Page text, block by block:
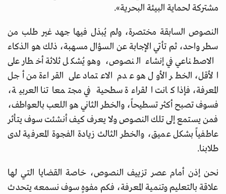
مشتركة لحماية البيئة البحرية».
النصوص السابقة مختصرة، ولم يُبذل فيها جهد غير طلب من
سطر واحد، ثم تأتي الإجابة عن السؤال مسهبة، ذلك هو الذكاء
الاصطناعي في إنشاء النصوص، وهو يُشكل ثلاثة أخطار على
الأقل، الخطر الأول هو عدم الاعتماد على القراءة من أجل
المعرفة، فإذا كانت القراءة سطحية في مجتمعاتنا العربية،
فسوف تصبح أكثر تسطيحاً، والخطر الثاني هو اللعب بالعواطف،
فمن يستمع إلى تلك النصوص ولا يعرف كيف أنشئت سوف يتأثر
عاطفياً بشكل عميق، والخطر الثالث زيادة الفجوة المعرفية لدى
طلابنا.
نحن إذن أمام عصر تزييف النصوص، خاصة القضايا التي لها
علاقة بالتعليم وتنمية المعرفة، فكم مفوهٍ سوف نسمعه يتحدث